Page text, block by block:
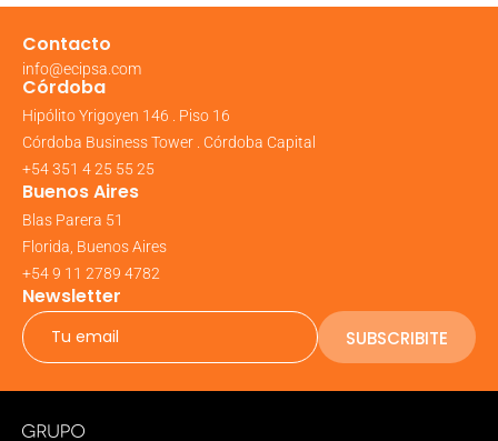
Contacto
info@ecipsa.com
Córdoba
Hipólito Yrigoyen 146 . Piso 16
Córdoba Business Tower . Córdoba Capital
+54 351 4 25 55 25
Buenos Aires
Blas Parera 51
Florida, Buenos Aires
+54 9 11 2789 4782
Newsletter
SUBSCRIBITE